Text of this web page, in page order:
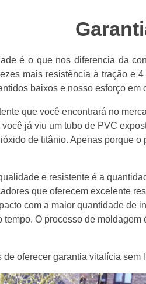
é o que nos diferencia da
mais resistência à tração e
baixos e nosso esforço
que você encontrará no
já viu um tubo de PVC
de titânio. Apenas porque
e resistente é a
que oferecem excelente
com a maior quantidade de
O processo de
oferecer garantia vitalícia sem